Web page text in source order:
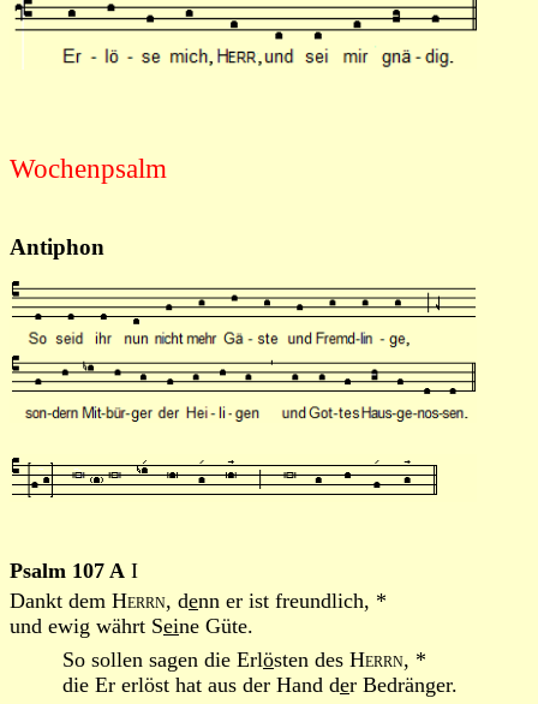
Wochenpsalm
Antiphon
Psalm 107 A I
Dankt dem Herrn, denn er ist freundlich, *
und ewig währt Seine Güte.
So sollen sagen die Erlösten des Herrn, *
die Er erlöst hat aus der Hand der Bedränger.